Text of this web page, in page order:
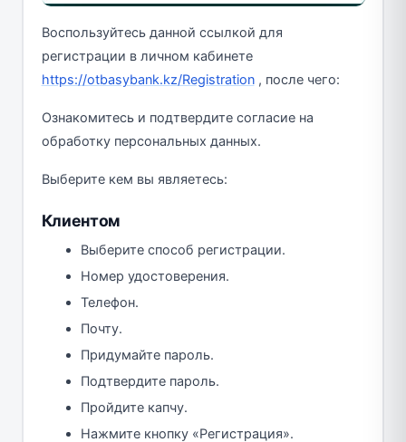
Воспользуйтесь данной ссылкой для
регистрации в личном кабинете
https://otbasybank.kz/Registration, после чего:
Ознакомитесь и подтвердите согласие на
обработку персональных данных.
Выберите кем вы являетесь:
Клиентом
Выберите способ регистрации.
Номер удостоверения.
Телефон.
Почту.
Придумайте пароль.
Подтвердите пароль.
Пройдите капчу.
Нажмите кнопку «Регистрация».